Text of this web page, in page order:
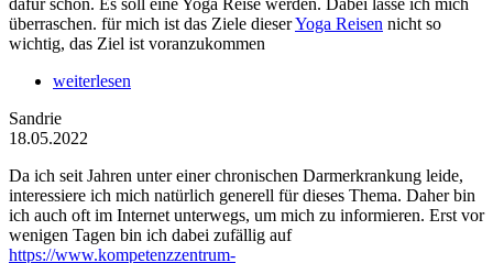
dafür schon. Es soll eine Yoga Reise werden. Dabei lasse ich mich
überraschen. für mich ist das Ziele dieserYoga Reisen nicht so
wichtig, das Ziel ist voranzukommen
weiterlesen
Sandrie
18.05.2022
Da ich seit Jahren unter einer chronischen Darmerkrankung leide,
interessiere ich mich natürlich generell für dieses Thema. Daher bin
ich auch oft im Internet unterwegs, um mich zu informieren. Erst vor
wenigen Tagen bin ich dabei zufällig auf
https://www.kompetenzzentrum-